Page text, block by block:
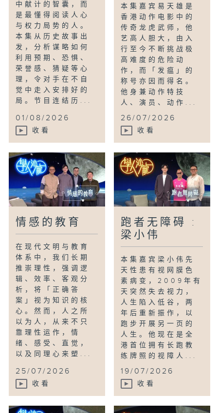
中献计的智囊，而
是最懂得阅读人心
与权力局势的人。
本集从历史故事出
发，分析谋略如何
利用预期、恐惧、
荣誉感、猜疑等心
理，令对手在不自
觉中走入安排好的
局。节目连结历...
01/08/2026
收看
本集嘉宾易天雄是
香港动作电影中的
传奇龙虎武师，他
艺高人胆大，由入
行至今不断挑战极
高难度的危险动
作，而「发瘟」的
称号亦因而得名。
他身兼动作特技
人、演员、动作...
26/07/2026
收看
情感的教育
在现代文明与教育
体系中，我们长期
推崇理性，强调逻
辑、效率、客观分
析，将「正确答
案」视为知识的核
心。然而，人之所
以为人，从来不只
靠理性运作，情
绪、感受、直觉，
以及同理心来塑...
25/07/2026
收看
跑者无障碍 :
梁小伟
本集嘉宾梁小伟先
天性患有视网膜色
素病变，2009年有
天突然失去视力，
人生陷入低谷，两
年后重新振作，以
跑步开展另一页的
人生。他现在是全
港首位拥有长跑教
练牌照的视障人...
19/07/2026
收看